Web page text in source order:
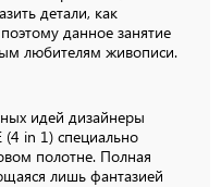
детали, как
данное занятие
любителям живописи.
идей дизайнеры
(4 in 1) специально
полотне. Полная
лишь фантазией